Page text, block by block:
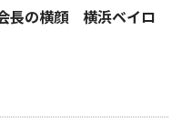
長の横顔 横浜ベイロ